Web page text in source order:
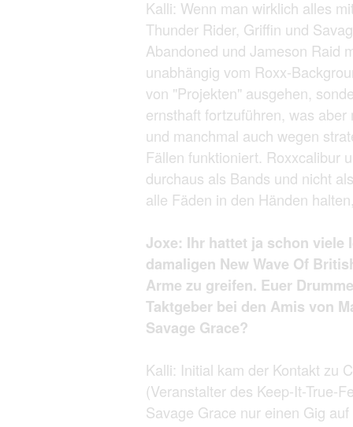
Kalli: Wenn man wirklich alles
Thunder Rider, Griffin und
Abandoned und Jameson Raid
unabhängig vom Roxx-
von "Projekten" ausgehen,
ernsthaft fortzuführen, was
und manchmal auch wegen
Fällen funktioniert. Roxxcalibur
durchaus als Bands und nicht
alle Fäden in den Händen
Joxe: Ihr hattet ja schon viele
damaligen New Wave Of
Arme zu greifen. Euer
Taktgeber bei den Amis von
Savage Grace?
Kalli: Initial kam der Kontakt zu
(Veranstalter des Keep-It-True-
Savage Grace nur einen Gig